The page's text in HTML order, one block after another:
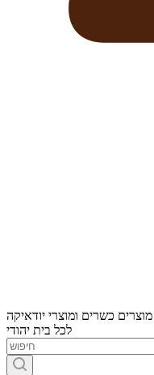
כשרים ומוצרי יודאיקה
לכל בית יהודי